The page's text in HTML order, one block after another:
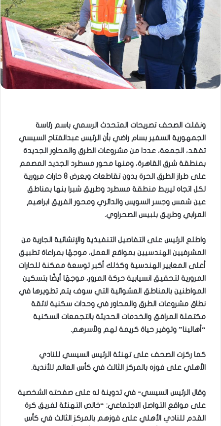
ونقلت الصحف تصريحات المتحدث الرسمي باسم رئاسة
الجمهورية السفير بسام راضي بأن الرئيس عبدالفتاح السيسي
تفقد، الجمعة، عددا من مشروعات الطرق والمحاور الجديدة
بمنطقة شرق القاهرة، ومنها محور مسطرد الجديد المصمم
على طراز الطرق الحرة بدون تقاطعات وبعرض 8 حارات مرورية
لكل اتجاه ليربط منطقة مسطرد وطريق شبرا بنها بمناطق
عين شمس وجسر السويس والدائري ومحور الفريق ابراهيم
العرابي وطريق بلبيس الصحراوي.
واطلع الرئيس على التفاصيل التنفيذية والإنشائية الجارية من
المشرفيين الهندسيين بمواقع العمل، موجهًا بمراعاة تطبيق
أعلى المعايير الهندسية وكذلك أكبر توسعة ممكنة للحارات
المرورية لتحقيق انسيابية حركة المرور، موجهًا أيضًا بتسكين
المواطنين بالمناطق العشوائية التي سوف يتم تطويرها في
نطاق مشروعات الطرق والمحاور في وحدات سكنية لائقة
مكتملة المرافق والخدمات الحديثة بالتجمعات السكنية
“أهالينا” وتوفير حياة كريمة لهم ولأسرهم.
كما ركزت الصحف على تهنئة الرئيس السيسي للنادي
الأهلي على فوزه بالمركز الثالث في كأس العالم للأندية.
وقال الرئيس السيسي- في تدوينة له على صفحته الشخصية
على مواقع التواصل الاجتماعي: “خالص التهنئة لفريق كرة
القدم للنادي الأهلي على فوزهم بالمركز الثالث في كأس